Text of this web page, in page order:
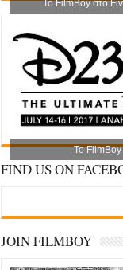
Το FilmBoy στο
Το
FIND US ON
JOIN FILMBOY